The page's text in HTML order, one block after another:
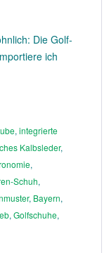
Die Golf-
ich
, integrierte
Kalbsleder,
,
Schuh,
, Bayern,
, Golfschuhe,